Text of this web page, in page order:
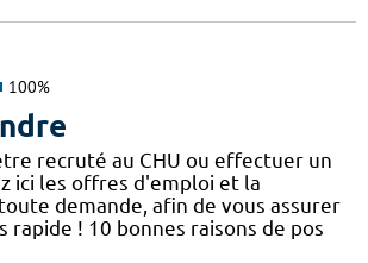
100%
recruté au CHU ou effectuer un
ici les offres d'emploi et la
demande, afin de vous assurer
rapide ! 10 bonnes raisons de pos